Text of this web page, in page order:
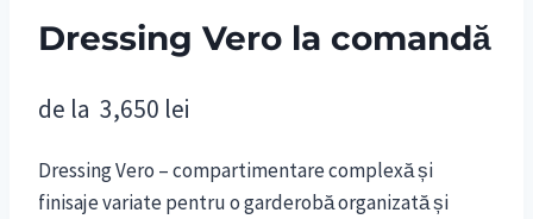
Dressing Vero la comandă
de la 3,650 lei
Dressing Vero – compartimentare complexă și
finisaje variate pentru o garderobă organizată și